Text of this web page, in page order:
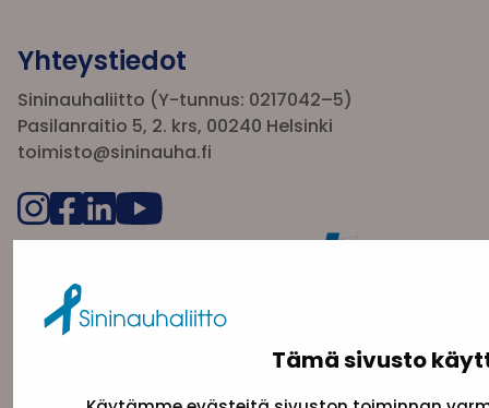
Tämä sivusto
Yhteystiedot
Sininauhaliitto (Y-tunnus: 0217042–5)
Pasilanraitio 5, 2. krs, 00240 Helsinki
toimisto@sininauha.fi